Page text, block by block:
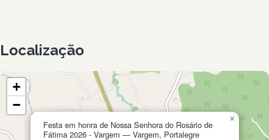
Localização
Festa em honra de Nossa Senhora do Rosário de
Fátima 2026 - Vargem — Vargem, Portalegre
×
+
−